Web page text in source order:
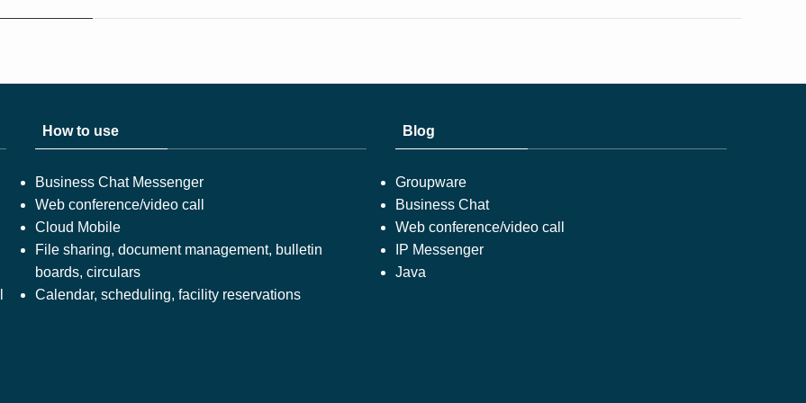
How to use
Business Chat Messenger
Web conference/video call
Cloud Mobile
File sharing, document management, bulletin
boards, circulars
Calendar, scheduling, facility reservations
Blog
Groupware
Business Chat
Web conference/video call
IP Messenger
Java